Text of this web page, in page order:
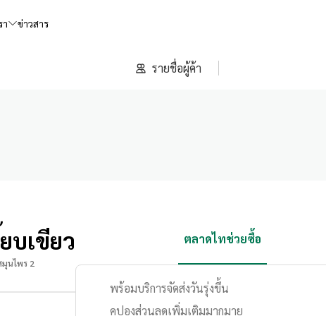
า ข่าวสาร
รายชื่อผู้ค้า
บเขียว
นไพร 2
ตลาดไทช่วยซื้อ
พร้อมบริการจัดส่งวันรุ่งขึ้น
คูปองส่วนลดเพิ่มเติมมากมาย